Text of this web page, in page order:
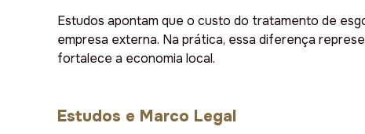
Estudos apontam que o custo do tratamento de
empresa externa. Na prática, essa diferença
fortalece a economia local.
Estudos e Marco Legal